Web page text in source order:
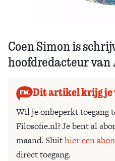
Coen Simon is
hoofdredacteur van
Dit artikel krijg je
Wil je onbeperkt toegang
Filosofie.nl? Je bent al
maand. Sluithier een
direct toegang.